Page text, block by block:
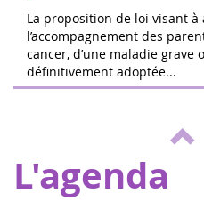
La proposition de loi visant
l’accompagnement des
cancer, d’une maladie grave
définitivement adoptée...
L'agenda
04
Les 24h de
L'équipe de
d'animations
de l'ENVOL,